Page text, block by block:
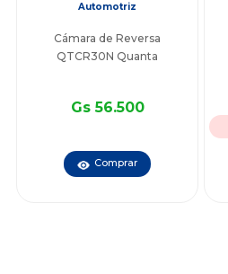
Automotriz
Cámara de Reversa
QTCR30N Quanta
Gs 56.500
Comprar